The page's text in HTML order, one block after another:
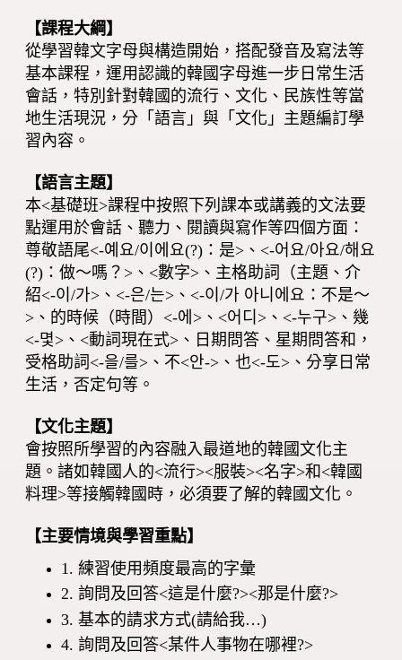
【課程大綱】
從學習韓文字母與構造開始，搭配發音及寫法等
基本課程，運用認識的韓國字母進一步日常生活
會話，特別針對韓國的流行、文化、民族性等當
地生活現況，分「語言」與「文化」主題編訂學
習內容。
【語言主題】
本<基礎班>課程中按照下列課本或講義的文法要
點運用於會話、聽力、閱讀與寫作等四個方面：
尊敬語尾<-예요/이에요(?)：是>、<-어요/아요/해요
(?)：做～嗎？>、<數字>、主格助詞（主題、介
紹<-이/가>、<-은/는>、<-이/가 아니에요：不是～
>、的時候（時間）<-에>、<어디>、<-누구>、幾
<-몇>、<動詞現在式>、日期問答、星期問答和，
受格助詞<-을/를>、不<안->、也<-도>、分享日常
生活，否定句等。
【文化主題】
會按照所學習的內容融入最道地的韓國文化主
題。諸如韓國人的<流行><服裝><名字>和<韓國
料理>等接觸韓國時，必須要了解的韓國文化。
【主要情境與學習重點】
1. 練習使用頻度最高的字彙
2. 詢問及回答<這是什麼?><那是什麼?>
3. 基本的請求方式(請給我…)
4. 詢問及回答<某件人事物在哪裡?>